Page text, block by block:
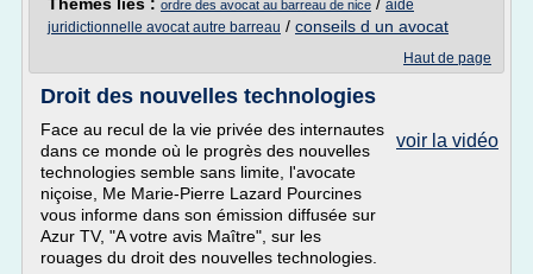
ordre des avocat au barreau de nice
aide
juridictionnelle avocat autre barreau / conseils d un avocat
Haut de page
Droit des nouvelles technologies
voir la vidéo
Face au recul de la vie privée des internautes
dans ce monde où le progrès des nouvelles
technologies semble sans limite, l'avocate
niçoise, Me Marie-Pierre Lazard Pourcines
vous informe dans son émission diffusée sur
Azur TV, "A votre avis Maître", sur les
rouages du droit des nouvelles technologies.